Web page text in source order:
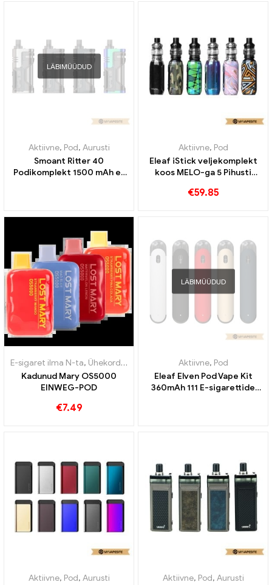
LÄBIMÜÜDUD
Aktiivne, Pod, Aurusti
Smoant Ritter 40
Podikomplekt 1500 mAh e-
Aktiivne, Pod
Eleaf iStick veljekomplekt
koos MELO-ga 5 Pihusti
sigarettide hulgimüük丨
€59.85
E-sigaret ilma N-ta, Ühekordsed e-sigaretid ,Pod,Maksuvabad
Kadunud Mary OS5000
EINWEG-POD
€7.49
LÄBIMÜÜDUD
Aktiivne, Pod
Eleaf Elven Pod Vape Kit
360mAh 111 E-sigarettide
Aktiivne, Pod, Aurusti
Aktiivne, Pod, Aurusti